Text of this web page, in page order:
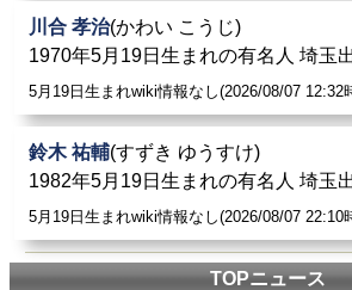
川合 孝治(かわい こうじ)
1970年5月19日生まれの有名人 埼玉
5月19日生まれwiki情報なし(2026/08/07 12:32
鈴木 祐輔(すずき ゆうすけ)
1982年5月19日生まれの有名人 埼玉
5月19日生まれwiki情報なし(2026/08/07 22:10
TOPニュース